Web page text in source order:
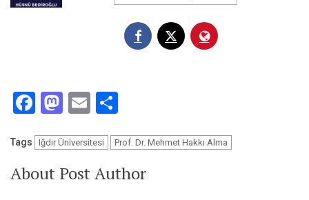
Facebook
Mastodon
Email
Tags Iğdır Üniversitesi Prof. Dr. Mehmet Hakkı Alma
About Post Author